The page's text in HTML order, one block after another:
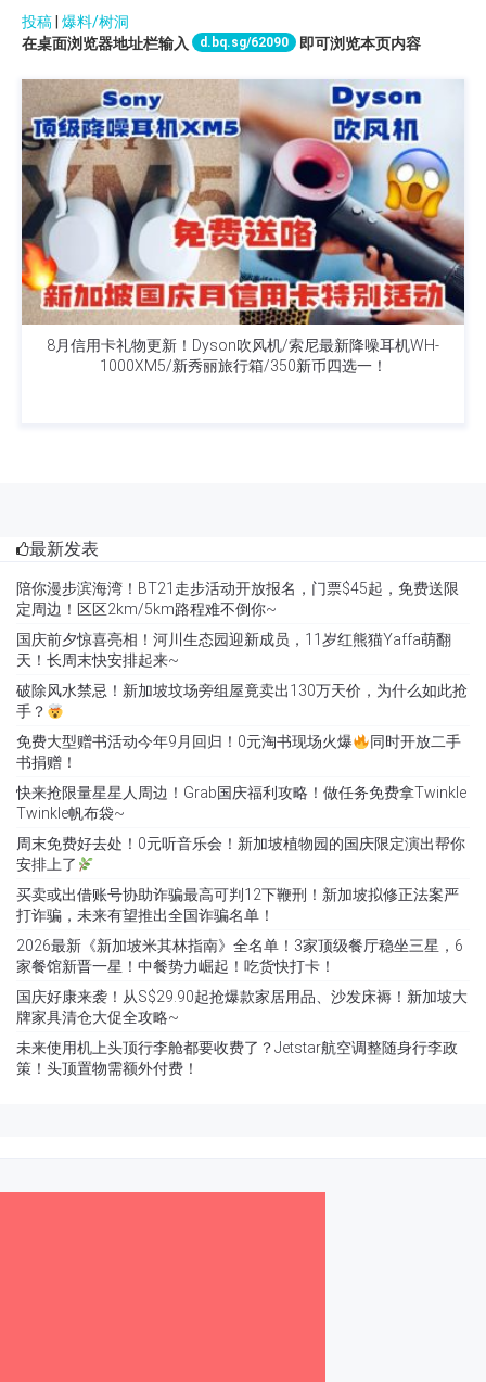
投稿 爆料/树洞
在桌面浏览器地址栏输入
d.bq.sg/62090 即可浏览本页内容
8月信用卡礼物更新！Dyson吹风机/索尼最新降噪耳机WH-
1000XM5/新秀丽旅行箱/350新币四选一！
最新发表
陪你漫步滨海湾！BT21走步活动开放报名，门票$45起，免费送限
定周边！区区2km/5km路程难不倒你~
国庆前夕惊喜亮相！河川生态园迎新成员，11岁红熊猫Yaffa萌翻
天！长周末快安排起来~
破除风水禁忌！新加坡坟场旁组屋竟卖出130万天价，为什么如此抢
手？
免费大型赠书活动今年9月回归！0元淘书现场火爆
同时开放二手
书捐赠！
快来抢限量星星人周边！Grab国庆福利攻略！做任务免费拿Twinkle
Twinkle帆布袋~
周末免费好去处！0元听音乐会！新加坡植物园的国庆限定演出帮你
安排上了
买卖或出借账号协助诈骗最高可判12下鞭刑！新加坡拟修正法案严
打诈骗，未来有望推出全国诈骗名单！
2026最新《新加坡米其林指南》全名单！3家顶级餐厅稳坐三星，6
家餐馆新晋一星！中餐势力崛起！吃货快打卡！
国庆好康来袭！从S$29.90起抢爆款家居用品、沙发床褥！新加坡大
牌家具清仓大促全攻略~
未来使用机上头顶行李舱都要收费了？Jetstar航空调整随身行李政
策！头顶置物需额外付费！